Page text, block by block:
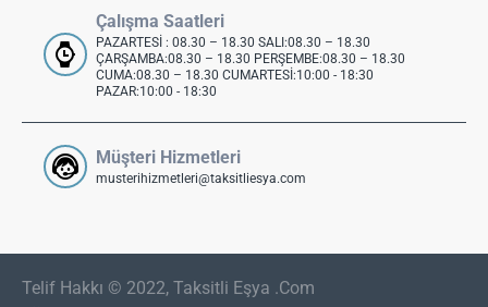
Çalışma Saatleri
PAZARTESİ : 08.30 – 18.30 SALI:08.30 – 18.30
ÇARŞAMBA:08.30 – 18.30 PERŞEMBE:08.30 – 18.30
CUMA:08.30 – 18.30 CUMARTESİ:10:00 - 18:30
PAZAR:10:00 - 18:30
Müşteri Hizmetleri
musterihizmetleri@taksitliesya.com
Telif Hakkı © 2022, Taksitli Eşya .Com